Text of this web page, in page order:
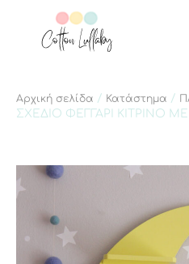
Αρχική σελίδα / Κατάστημα /
ΣΧΕΔΙΟ ΦΕΓΓΑΡΙ ΚΙΤΡΙΝΟ